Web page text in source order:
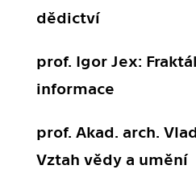
dědictví
prof. Igor Jex:
informace
prof. Akad. arch.
Vztah vědy a umění